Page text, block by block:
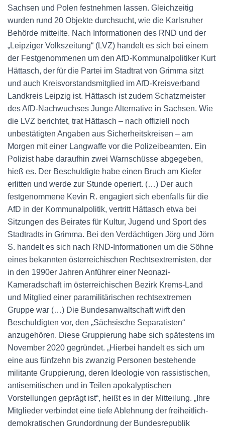
Sachsen und Polen festnehmen lassen. Gleichzeitig
wurden rund 20 Objekte durchsucht, wie die Karlsruher
Behörde mitteilte. Nach Informationen des RND und der
„Leipziger Volkszeitung“ (LVZ) handelt es sich bei einem
der Festgenommenen um den AfD-Kommunalpolitiker Kurt
Hättasch, der für die Partei im Stadtrat von Grimma sitzt
und auch Kreisvorstandsmitglied im AfD-Kreisverband
Landkreis Leipzig ist. Hättasch ist zudem Schatzmeister
des AfD-Nachwuchses Junge Alternative in Sachsen. Wie
die LVZ berichtet, trat Hättasch – nach offiziell noch
unbestätigten Angaben aus Sicherheitskreisen – am
Morgen mit einer Langwaffe vor die Polizeibeamten. Ein
Polizist habe daraufhin zwei Warnschüsse abgegeben,
hieß es. Der Beschuldigte habe einen Bruch am Kiefer
erlitten und werde zur Stunde operiert. (…) Der auch
festgenommene Kevin R. engagiert sich ebenfalls für die
AfD in der Kommunalpolitik, vertritt Hättasch etwa bei
Sitzungen des Beirates für Kultur, Jugend und Sport des
Stadtradts in Grimma. Bei den Verdächtigen Jörg und Jörn
S. handelt es sich nach RND-Informationen um die Söhne
eines bekannten österreichischen Rechtsextremisten, der
in den 1990er Jahren Anführer einer Neonazi-
Kameradschaft im österreichischen Bezirk Krems-Land
und Mitglied einer paramilitärischen rechtsextremen
Gruppe war (…) Die Bundesanwaltschaft wirft den
Beschuldigten vor, den „Sächsische Separatisten“
anzugehören. Diese Gruppierung habe sich spätestens im
November 2020 gegründet. „Hierbei handelt es sich um
eine aus fünfzehn bis zwanzig Personen bestehende
militante Gruppierung, deren Ideologie von rassistischen,
antisemitischen und in Teilen apokalyptischen
Vorstellungen geprägt ist“, heißt es in der Mitteilung. „Ihre
Mitglieder verbindet eine tiefe Ablehnung der freiheitlich-
demokratischen Grundordnung der Bundesrepublik